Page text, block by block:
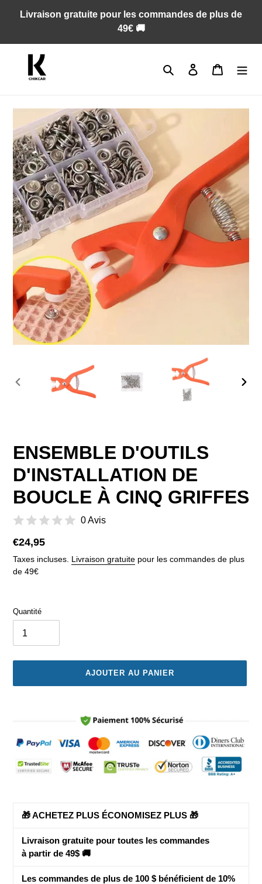
Livraison gratuite pour les commandes de plus de
49€ 🚚
RechercherSe connecter
Panier
DIAPOSITIVE
ENSEMBLE D'OUTILS
D'INSTALLATION DE
BOUCLE À CINQ GRIFFES
0 Avis
Prix
normal
€24,95
Taxes incluses. Livraison gratuite pour les commandes de plus
de 49€
Quantité
AJOUTER AU PANIER
à
panier
🎁 ACHETEZ PLUS ÉCONOMISEZ PLUS 🎁
Livraison gratuite pour toutes les commandes
à partir de 49$ 🚚
Les commandes de plus de 100 $ bénéficient de 10%